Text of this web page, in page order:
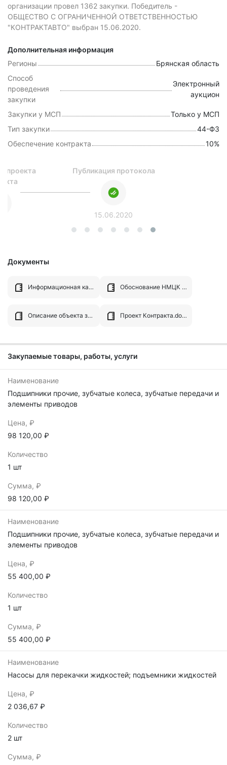
организации провел 1362 закупки. Победитель -
ОБЩЕСТВО С ОГРАНИЧЕННОЙ ОТВЕТСТВЕННОСТЬЮ
"КОНТРАКТАВТО" выбран 15.06.2020.
Дополнительная информация
Регионы
Брянская область
Способ
проведения
закупки
Электронный
аукцион
Закупки у МСП
Только у МСП
Тип закупки
44-ФЗ
Обеспечение контракта
10%
проекта
Публикация протокола
15.06.2020
Документы
Информационная карта.docx Обоснование НМЦК (расчет).xlsx
Описание объекта закупки.docx Проект Контракта.docx
Закупаемые товары, работы, услуги
Наименование
Подшипники прочие, зубчатые колеса, зубчатые передачи и
элементы приводов
Цена, ₽
98 120,00 ₽
Количество
1 шт
Сумма, ₽
98 120,00 ₽
Наименование
Подшипники прочие, зубчатые колеса, зубчатые передачи и
элементы приводов
Цена, ₽
55 400,00 ₽
Количество
1 шт
Сумма, ₽
55 400,00 ₽
Наименование
Насосы для перекачки жидкостей; подъемники жидкостей
Цена, ₽
2 036,67 ₽
Количество
2 шт
Сумма, ₽